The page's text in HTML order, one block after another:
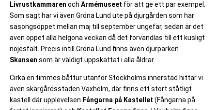
Livrustkammaren och Armémuseet för att ge ett par exempel.
Som sagt har vi även Gröna Lund ute på djurgården som har
säsongsöppet mellan maj till september ungefär, sedan är det
även öppet alla helgona veckan då det förvandlas till ett kusligt
nöjesfält. Precis intill Gröna Lund finns även djurparken
Skansen som är väldigt uppskattat i alla åldrar.
Cirka en timmes båttur utanför Stockholms innerstad hittar vi
även skärgårdsstaden Vaxholm, där finns ett stort ståtligt
kastell där upplevelsen Fångarna på Kastellet (Fångarna på